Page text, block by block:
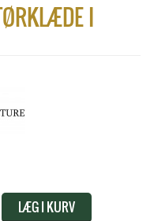
I
LÆG I KURV